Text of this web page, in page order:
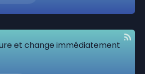
et change immédiatement